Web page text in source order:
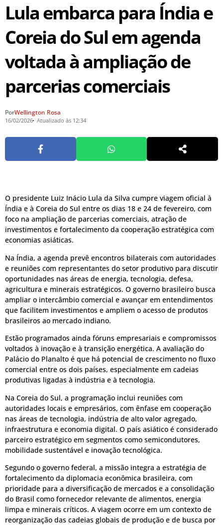
Lula embarca para Índia e
Coreia do Sul em agenda
voltada à ampliação de
parcerias comerciais
PorWellington Rosa
16/02/2026 Atualizado às 12:34
O presidente Luiz Inácio Lula da Silva cumpre viagem oficial à
Índia e à Coreia do Sul entre os dias 18 e 24 de fevereiro, com
foco na ampliação de parcerias comerciais, atração de
investimentos e fortalecimento da cooperação estratégica com
economias asiáticas.
Na Índia, a agenda prevê encontros bilaterais com autoridades
e reuniões com representantes do setor produtivo para discutir
oportunidades nas áreas de energia, tecnologia, defesa,
agricultura e minerais estratégicos. O governo brasileiro busca
ampliar o intercâmbio comercial e avançar em entendimentos
que facilitem investimentos e ampliem o acesso de produtos
brasileiros ao mercado indiano.
Estão programados ainda fóruns empresariais e compromissos
voltados à inovação e à transição energética. A avaliação do
Palácio do Planalto é que há potencial de crescimento no fluxo
comercial entre os dois países, especialmente em cadeias
produtivas ligadas à indústria e à tecnologia.
Na Coreia do Sul, a programação inclui reuniões com
autoridades locais e empresários, com ênfase em cooperação
nas áreas de tecnologia, indústria de alto valor agregado,
infraestrutura e economia digital. O país asiático é considerado
parceiro estratégico em segmentos como semicondutores,
mobilidade sustentável e inovação tecnológica.
Segundo o governo federal, a missão integra a estratégia de
fortalecimento da diplomacia econômica brasileira, com
prioridade para a diversificação de mercados e a consolidação
do Brasil como fornecedor relevante de alimentos, energia
limpa e minerais críticos. A viagem ocorre em um contexto de
reorganização das cadeias globais de produção e de busca por